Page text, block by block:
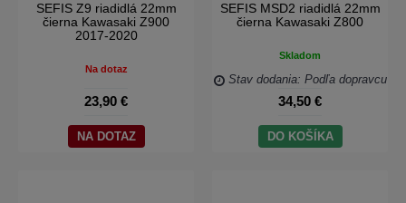
SEFIS Z9 riadidlá 22mm
čierna Kawasaki Z900
2017-2020
Na dotaz
23,90 €
NA DOTAZ
SEFIS MSD2 riadidlá 22mm
čierna Kawasaki Z800
Skladom
Stav dodania: Podľa dopravcu
34,50 €
DO KOŠÍKA